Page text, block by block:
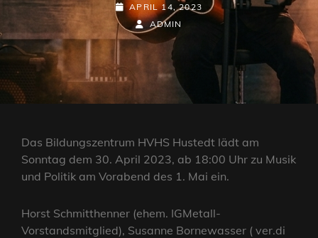
POSTED-
ON
APRIL 14, 2023
BY
LINE
BYLINE
ADMIN
Das Bildungszentrum HVHS Hustedt lädt am
Sonntag dem 30. April 2023, ab 18:00 Uhr zu Musik
und Politik am Vorabend des 1. Mai ein.
Horst Schmitthenner (ehem. IGMetall-
Vorstandsmitglied), Susanne Bornewasser ( ver.di